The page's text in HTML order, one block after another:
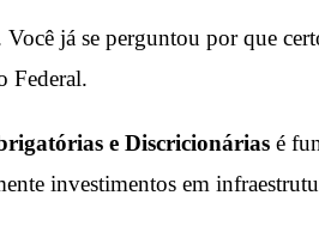
já se perguntou por que
Federal.
e Discricionárias é
investimentos em